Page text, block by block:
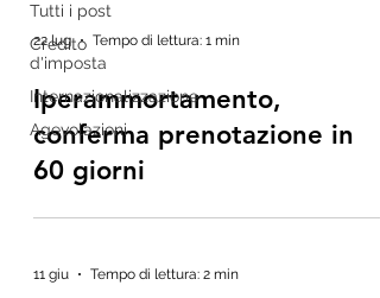
Tutti i post
Credito
d'imposta
Internazionalizzazione
Agevolazioni
22 lug Tempo di lettura: 1 min
Iperammortamento,
conferma prenotazione in
60 giorni
11 giu Tempo di lettura: 2 min